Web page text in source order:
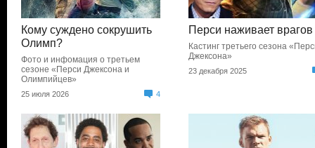
Кому суждено сокрушить
Олимп?
Фото и инфомация о третьем
сезоне «Перси Джексона и
Олимпийцев»
25 июля 2026 4
Перси наживает врагов
Кастинг третьего сезона
Джексона»
23 декабря 2025